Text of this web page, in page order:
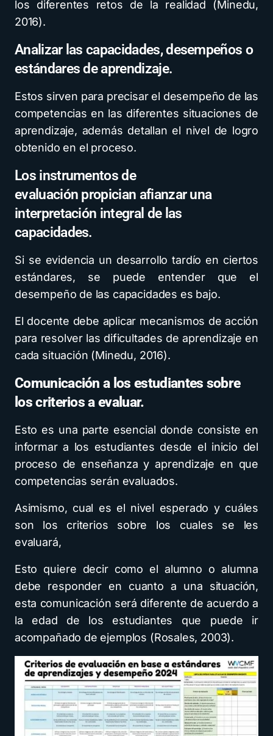
los diferentes retos de la realidad (Minedu,
2016).
Analizar las capacidades, desempeños o
estándares de aprendizaje.
Estos sirven para precisar el desempeño de las
competencias en las diferentes situaciones de
aprendizaje, además detallan el nivel de logro
obtenido en el proceso.
Los instrumentos de
evaluación propician afianzar una
interpretación integral de las
capacidades.
Si se evidencia un desarrollo tardío en ciertos
estándares, se puede entender que el
desempeño de las capacidades es bajo.
El docente debe aplicar mecanismos de acción
para resolver las dificultades de aprendizaje en
cada situación (Minedu, 2016).
Comunicación a los estudiantes sobre
los criterios a evaluar.
Esto es una parte esencial donde consiste en
informar a los estudiantes desde el inicio del
proceso de enseñanza y aprendizaje en que
competencias serán evaluados.
Asimismo, cual es el nivel esperado y cuáles
son los criterios sobre los cuales se les
evaluará,
Esto quiere decir como el alumno o alumna
debe responder en cuanto a una situación,
esta comunicación será diferente de acuerdo a
la edad de los estudiantes que puede ir
acompañado de ejemplos (Rosales, 2003).